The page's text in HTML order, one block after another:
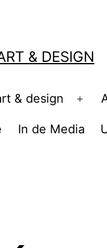
& DESIGN
& design
In de Media